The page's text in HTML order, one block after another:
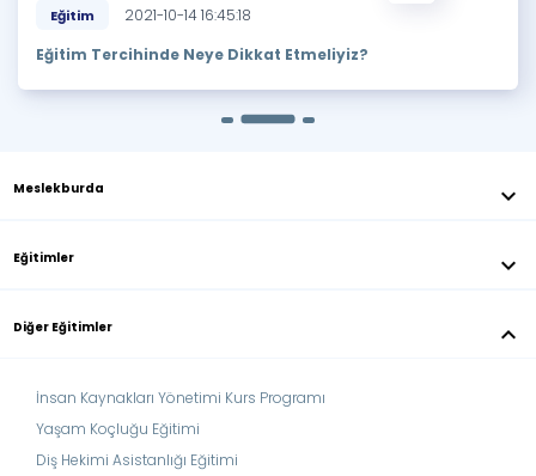
Dikkat Etmeliyiz?
Kripto Para Uzmanlığı Nedir?
Meslekburda keyboard_arrow_down
Eğitimler keyboard_arrow_down
Diğer Eğitimler keyboard_arrow_down
İnsan Kaynakları Yönetimi Kurs Programı
Yaşam Koçluğu Eğitimi
Diş Hekimi Asistanlığı Eğitimi